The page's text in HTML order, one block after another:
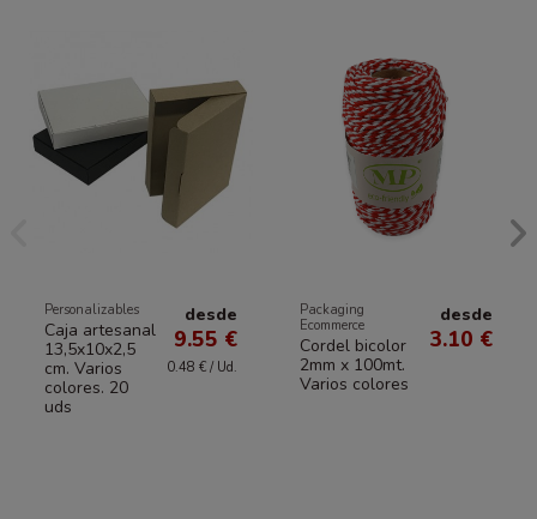
Personalizables
Caja artesanal
13,5x10x2,5
cm. Varios
colores. 20
uds
desde
9.55 €
0.48 € / Ud.
Packaging
Ecommerce
Cordel bicolor
2mm x 100mt.
Varios colores
desde
3.10 €